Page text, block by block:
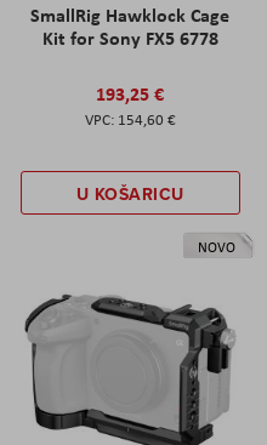
SmallRig Hawklock Cage
Kit for Sony FX5 6778
193,25 €
154,60 €
U KOŠARICU
NOVO